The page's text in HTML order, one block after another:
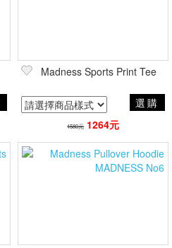
Madness Sports Print Tee
選購
1580元 1264元